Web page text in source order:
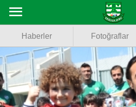
Fotoğraflar
Videolar
Basketbol
MENU
Haberler Fotoğraflar